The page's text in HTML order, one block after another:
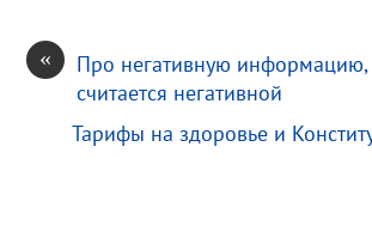
«
Про негативную информацию,
считается негативной
Тарифы на здоровье и